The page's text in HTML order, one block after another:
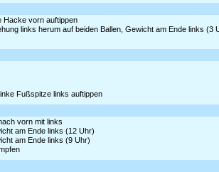
Hacke vorn auftippen
links herum auf beiden Ballen, Gewicht am Ende links (3
Fußspitze links auftippen
vorn mit links
am Ende links (12 Uhr)
am Ende links (9 Uhr)